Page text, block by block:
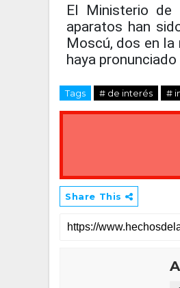
El Ministerio de
aparatos han
Moscú, dos en la
haya
Tags # de interés #
Share This